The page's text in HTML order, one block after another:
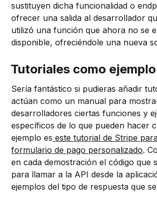
sustituyen dicha funcionalidad o
ofrecer una salida al desarrollador
utilizó una función que ahora no se
disponible, ofreciéndole una nueva
Tutoriales como ejemplo
Sería fantástico si pudieras añadir
actúan como un manual para
desarrolladores ciertas funciones y
específicos de lo que pueden hacer
ejemplo es este tutorial de Stripe
formulario de pago personalizado.
en cada demostración el código que
para llamar a la API desde la
ejemplos del tipo de respuesta que